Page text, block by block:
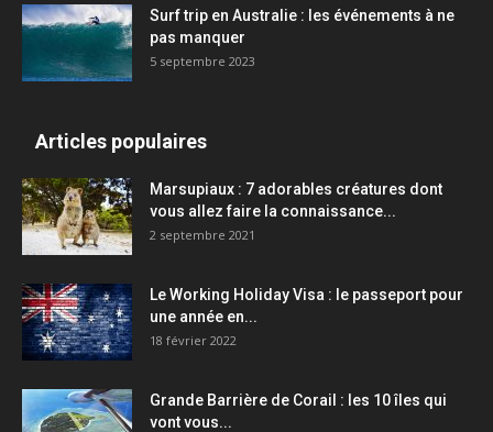
Surf trip en Australie : les événements à ne
pas manquer
5 septembre 2023
Articles populaires
Marsupiaux : 7 adorables créatures dont
vous allez faire la connaissance...
2 septembre 2021
Le Working Holiday Visa : le passeport pour
une année en...
18 février 2022
Grande Barrière de Corail : les 10 îles qui
vont vous...